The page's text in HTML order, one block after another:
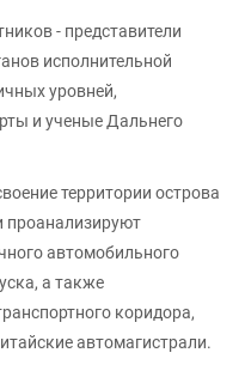
- представители
исполнительной
уровней,
и ученые Дальнего
территории острова
проанализируют
автомобильного
а также
коридора,
автомагистрали.